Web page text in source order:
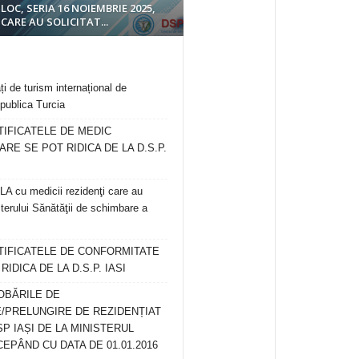
LOC, SERIA 16 NOIEMBRIE 2025,
CARE AU SOLICITAT...
de turism internațional de
Turcia
DE MEDIC
SE POT RIDICA DE LA D.S.P.
cu medicii rezidenţi care au
Sănătăţii de schimbare a
DE CONFORMITATE
DE LA D.S.P. IASI
DE
PRELUNGIRE DE REZIDENȚIAT
IAȘI DE LA MINISTERUL
CU DATA DE 01.01.2016